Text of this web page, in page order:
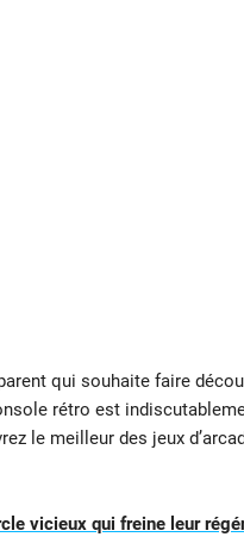
qui souhaite faire
rétro est
le meilleur des jeux
vicieux qui freine leur